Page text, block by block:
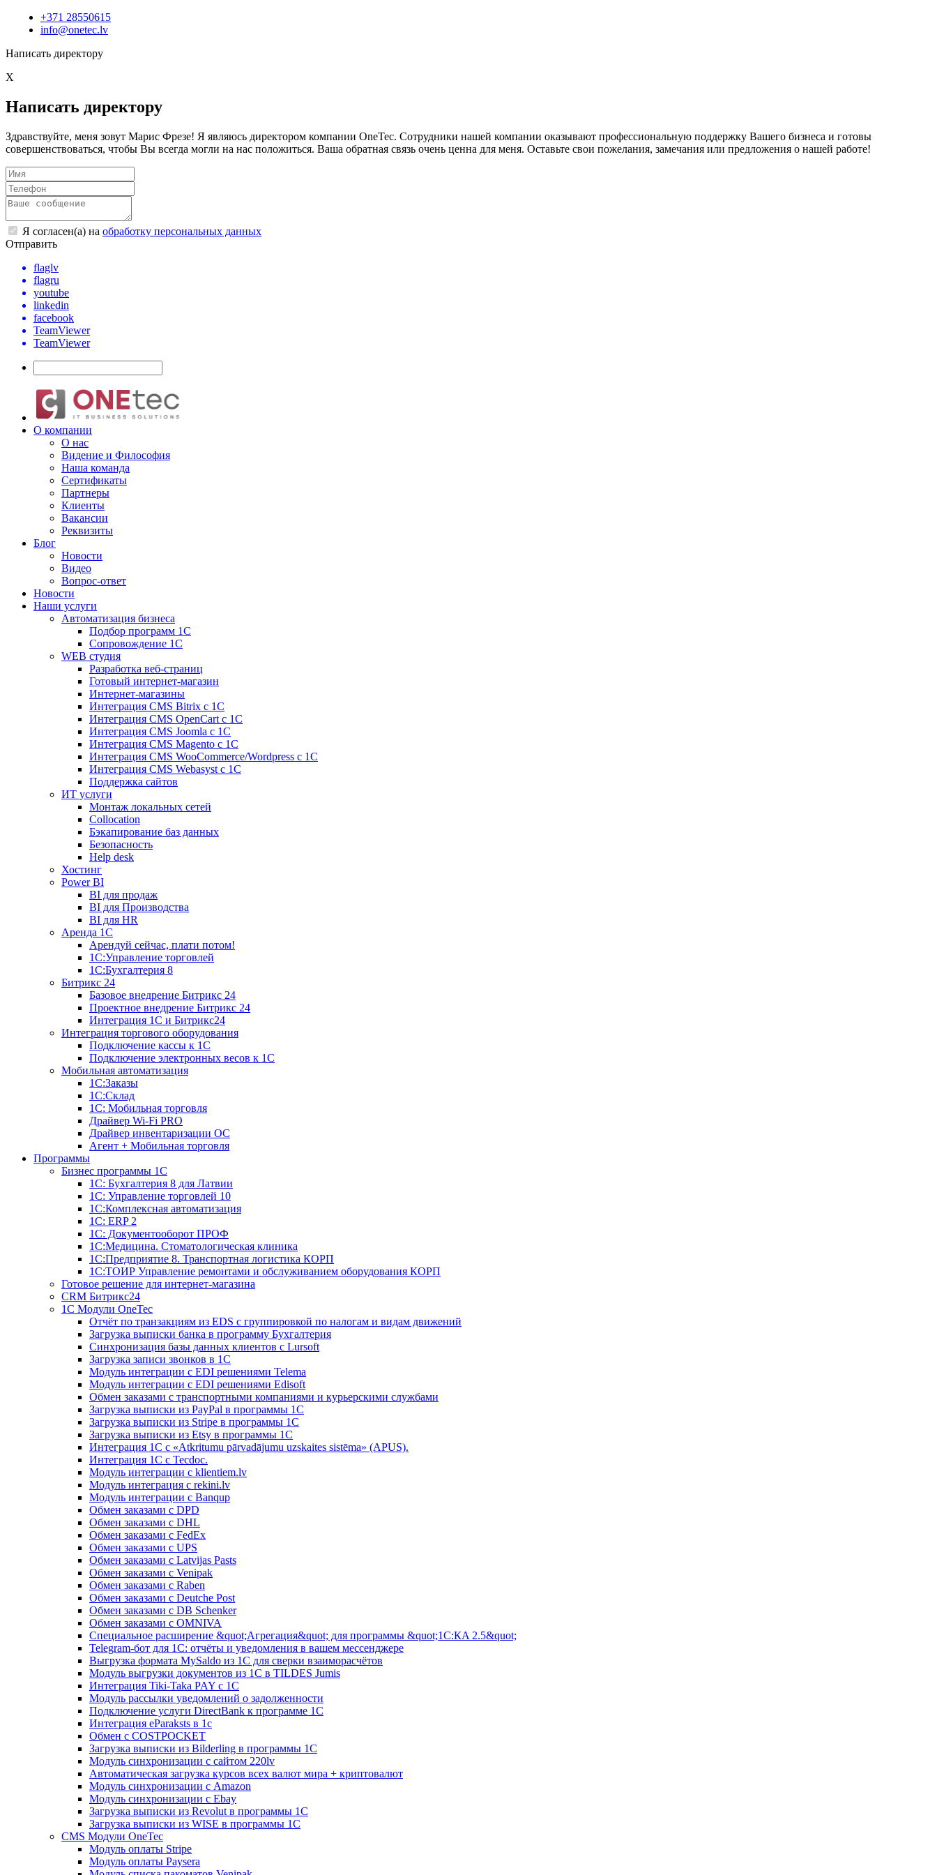
+371 28550615
info@onetec.lv
Написать директору
X
Написать директору
Здравствуйте, меня зовут Марис Фрезе! Я являюсь директором компании OneTec. Сотрудники нашей компании оказывают профессиональную поддержку Вашего бизнеса и готовы
совершенствоваться, чтобы Вы всегда могли на нас положиться. Ваша обратная связь очень ценна для меня. Оставьте свои пожелания, замечания или предложения о нашей работе!
Я согласен(а) на обработку персональных данных
Отправить
flaglv
flagru
youtube
linkedin
facebook
TeamViewer
TeamViewer
О компании
О нас
Видение и Философия
Наша команда
Сертификаты
Партнеры
Клиенты
Вакансии
Реквизиты
Блог
Новости
Видео
Вопрос-ответ
Новости
Наши услуги
Автоматизация бизнеса
Подбор программ 1С
Сопровождение 1С
WEB студия
Разработка веб-страниц
Готовый интернет-магазин
Интернет-магазины
Интеграция CMS Bitrix с 1С
Интеграция CMS OpenCart с 1С
Интеграция CMS Joomla с 1С
Интеграция CMS Magento с 1С
Интеграция CMS WooCommerce/Wordpress с 1С
Интеграция CMS Webasyst с 1С
Поддержка сайтов
ИТ услуги
Монтаж локальных сетей
Collocation
Бэкапирование баз данных
Безопасность
Help desk
Хостинг
Power BI
BI для продаж
BI для Производства
BI для HR
Аренда 1C
Арендуй сейчас, плати потом!
1С:Управление торговлей
1С:Бухгалтерия 8
Битрикс 24
Базовое внедрение Битрикс 24
Проектное внедрение Битрикс 24
Интеграция 1С и Битрикс24
Интеграция торгового оборудования
Подключение кассы к 1С
Подключение электронных весов к 1С
Мобильная автоматизация
1С:Заказы
1С:Склад
1С: Мобильная торговля
Драйвер Wi-Fi PRO
Драйвер инвентаризации ОС
Агент + Мобильная торговля
Программы
Бизнес программы 1С
1С: Бухгалтерия 8 для Латвии
1С: Управление торговлей 10
1C:Комплексная автоматизация
1С: ERP 2
1С: Документооборот ПРОФ
1С:Медицина. Стоматологическая клиника
1С:Предприятие 8. Транспортная логистика КОРП
1С:ТОИР Управление ремонтами и обслуживанием оборудования КОРП
Готовое решение для интернет-магазина
CRM Битрикс24
1C Модули OneTec
Отчёт по транзакциям из EDS с группировкой по налогам и видам движений
Загрузка выписки банка в программу Бухгалтерия
Синхронизация базы данных клиентов с Lursoft
Загрузка записи звонков в 1С
Модуль интеграции с EDI решениями Telema
Модуль интеграции с EDI решениями Edisoft
Обмен заказами с транспортными компаниями и курьерскими службами
Загрузка выписки из PayPal в программы 1C
Загрузка выписки из Stripe в программы 1C
Загрузка выписки из Etsy в программы 1C
Интеграция 1С с «Atkritumu pārvadājumu uzskaites sistēma» (APUS).
Интеграция 1С с Tecdoc.
Модуль интеграции с klientiem.lv
Модуль интеграция с rekini.lv
Модуль интеграции с Banqup
Обмен заказами с DPD
Обмен заказами с DHL
Обмен заказами с FedEx
Обмен заказами с UPS
Обмен заказами с Latvijas Pasts
Обмен заказами с Venipak
Обмен заказами с Raben
Обмен заказами с Deutche Post
Обмен заказами с DB Schenker
Обмен заказами с OMNIVA
Специальное расширение &quot;Агрегация&quot; для программы &quot;1С:КA 2.5&quot;
Telegram-бот для 1С: отчёты и уведомления в вашем мессенджере
Выгрузка формата MySaldo из 1C для сверки взаиморасчётов
Модуль выгрузки документов из 1С в TILDES Jumis
Интеграция Tiki-Taka PAY с 1С
Модуль рассылки уведомлений о задолженности
Подключение услуги DirectBank к программе 1С
Интеграция eParaksts в 1с
Обмен с COSTPOCKET
Загрузка выписки из Bilderling в программы 1C
Модуль синхронизации с сайтом 220lv
Автоматическая загрузка курсов всех валют мира + криптовалют
Модуль синхронизации с Amazon
Модуль синхронизации с Ebay
Загрузка выписки из Revolut в программы 1C
Загрузка выписки из WISE в программы 1C
CMS Модули OneTec
Модуль оплаты Stripe
Модуль оплаты Paysera